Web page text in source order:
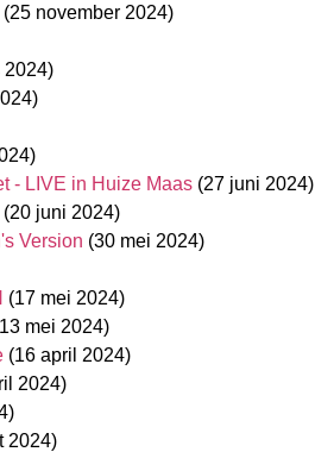
(25 november 2024)
2024)
- LIVE in Huize Maas (27 juni 2024)
(20 juni 2024)
Version (30 mei 2024)
(17 mei 2024)
mei 2024)
(16 april 2024)
2024)
2024)